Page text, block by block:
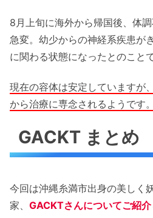
8月上旬に海外から帰国後、体
急変。幼少からの神経系疾患が
に関わる状態になったとのことで
現在の容体は安定していますが
から治療に専念されるようです
GACKT まとめ
今回は沖縄糸満市出身の美しく
家、 GACKTさんについてご紹介